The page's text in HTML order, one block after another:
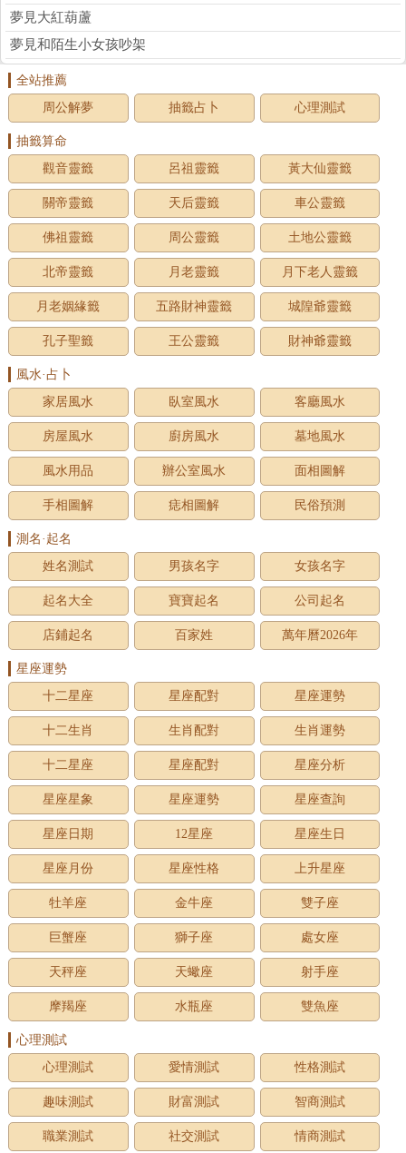
夢見大紅葫蘆
夢見和陌生小女孩吵架
全站推薦
周公解夢
抽籤占卜 心理測試
抽籤算命
觀音靈籤
呂祖靈籤 黃大仙靈籤
關帝靈籤 天后靈籤 車公靈籤
佛祖靈籤 周公靈籤 土地公靈籤
北帝靈籤 月老靈籤 月下老人靈籤
月老姻緣籤 五路財神靈籤 城隍爺靈籤
孔子聖籤 王公靈籤 財神爺靈籤
風水·占卜
家居風水
臥室風水 客廳風水
房屋風水 廚房風水 墓地風水
風水用品 辦公室風水 面相圖解
手相圖解 痣相圖解 民俗預測
測名·起名
姓名測試
男孩名字 女孩名字
起名大全 寶寶起名 公司起名
店鋪起名 百家姓 萬年曆2026年
星座運勢
十二星座
星座配對 星座運勢
十二生肖 生肖配對 生肖運勢
十二星座 星座配對 星座分析
星座星象 星座運勢 星座查詢
星座日期 12星座 星座生日
星座月份 星座性格 上升星座
牡羊座 金牛座 雙子座
巨蟹座 獅子座 處女座
天秤座 天蠍座 射手座
摩羯座 水瓶座 雙魚座
心理測試
心理測試
愛情測試 性格測試
趣味測試 財富測試 智商測試
職業測試 社交測試 情商測試